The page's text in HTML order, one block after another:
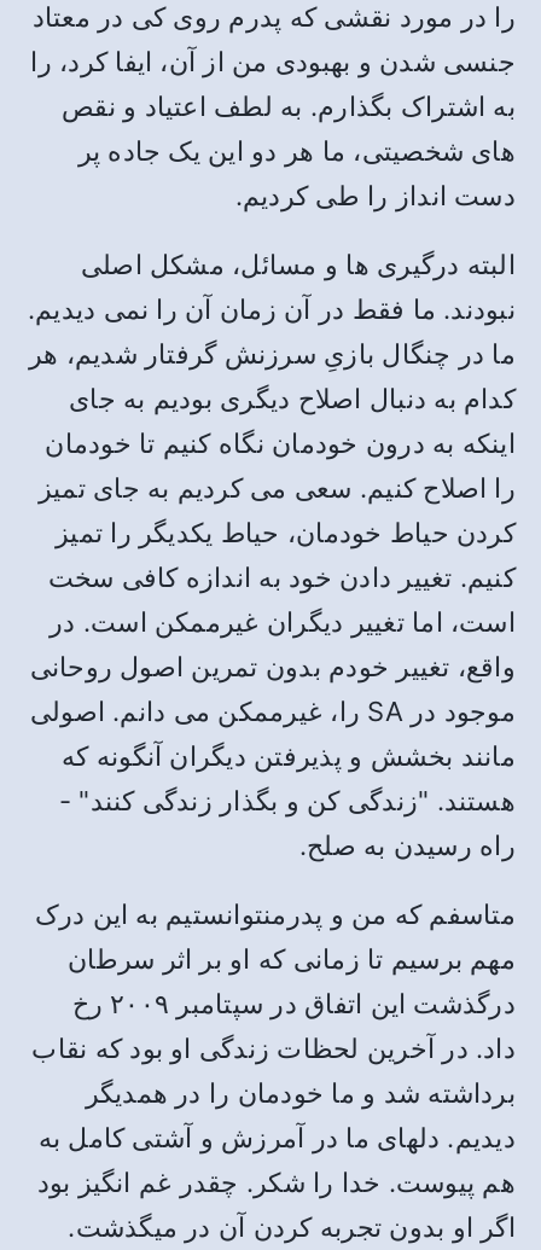
را در مورد نقشی که پدرم روی کی در معتاد
جنسی شدن و بهبودی من از آن، ایفا کرد، را
به اشتراک بگذارم. به لطف اعتیاد و نقص
های شخصیتی، ما هر دو این یک جاده پر
دست انداز را طی کردیم.
البته درگیری ها و مسائل، مشکل اصلی
نبودند. ما فقط در آن زمان آن را نمی دیدیم.
ما در چنگال بازیِ سرزنش گرفتار شدیم، هر
کدام به دنبال اصلاح دیگری بودیم به جای
اینکه به درون خودمان نگاه کنیم تا خودمان
را اصلاح کنیم. سعی می کردیم به جای تمیز
کردن حیاط خودمان، حیاط یکدیگر را تمیز
کنیم. تغییر دادن خود به اندازه کافی سخت
است، اما تغییر دیگران غیرممکن است. در
واقع، تغییر خودم بدون تمرین اصول روحانی
موجود در SA را، غیرممکن می دانم. اصولی
مانند بخشش و پذیرفتن دیگران آنگونه که
هستند. "زندگی کن و بگذار زندگی کنند" -
راه رسیدن به صلح.
متاسفم که من و پدرمنتوانستیم به این درک
مهم برسیم تا زمانی که او بر اثر سرطان
درگذشت این اتفاق در سپتامبر ۲۰۰۹ رخ
داد. در آخرین لحظات زندگی او بود که نقاب
برداشته شد و ما خودمان را در همدیگر
دیدیم. دلهای ما در آمرزش و آشتی کامل به
هم پیوست. خدا را شکر. چقدر غم انگیز بود
اگر او بدون تجربه کردن آن در میگذشت.